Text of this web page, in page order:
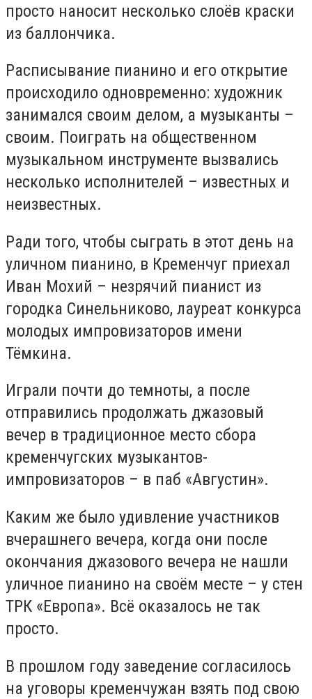
просто наносит несколько слоёв краски
из баллончика.
Расписывание пианино и его открытие
происходило одновременно: художник
занимался своим делом, а музыканты –
своим. Поиграть на общественном
музыкальном инструменте вызвались
несколько исполнителей – известных и
неизвестных.
Ради того, чтобы сыграть в этот день на
уличном пианино, в Кременчуг приехал
Иван Мохий – незрячий пианист из
городка Синельниково, лауреат конкурса
молодых импровизаторов имени
Тёмкина.
Играли почти до темноты, а после
отправились продолжать джазовый
вечер в традиционное место сбора
кременчугских музыкантов-
импровизаторов – в паб «Августин».
Каким же было удивление участников
вчерашнего вечера, когда они после
окончания джазового вечера не нашли
уличное пианино на своём месте – у стен
ТРК «Европа». Всё оказалось не так
просто.
В прошлом году заведение согласилось
на уговоры кременчужан взять под свою